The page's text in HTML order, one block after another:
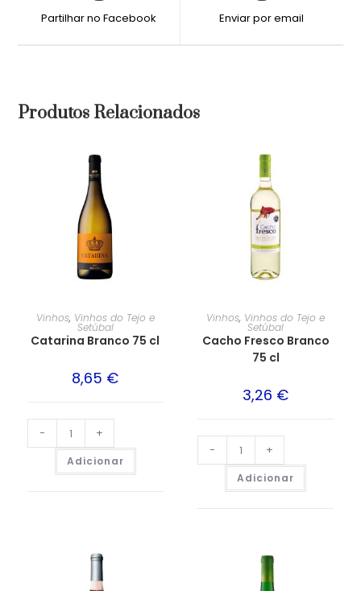
Partilhar no Facebook Enviar por email
Produtos Relacionados
Vinhos, Vinhos do Tejo e
Setúbal
Catarina Branco 75 cl
8,65 €
- +
Adicionar
Vinhos, Vinhos do Tejo e
Setúbal
Cacho Fresco Branco
75 cl
3,26 €
- +
Adicionar